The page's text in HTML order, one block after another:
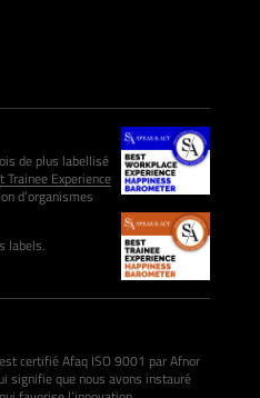
de plus labellisé
Experience
d’organismes
labels.
certifié Afaq ISO 9001 par Afnor
signifie que nous avons instauré